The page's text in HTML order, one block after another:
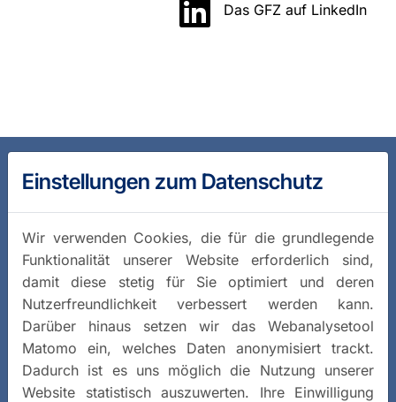
Das GFZ auf LinkedIn
Einstellungen zum Datenschutz
Wir verwenden Cookies, die für die grundlegende
Funktionalität unserer Website erforderlich sind,
damit diese stetig für Sie optimiert und deren
Nutzerfreundlichkeit verbessert werden kann.
Darüber hinaus setzen wir das Webanalysetool
Matomo ein, welches Daten anonymisiert trackt.
Dadurch ist es uns möglich die Nutzung unserer
Website statistisch auszuwerten. Ihre Einwilligung